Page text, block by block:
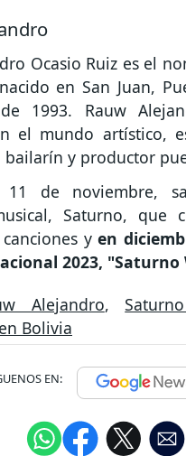
Ocasio Ruiz es el
en San Juan,
1993. Rauw
el mundo artístico,
bailarín y productor
11 de noviembre,
Saturno, que
yen
2023, "Saturno
Alejandro,
Bolivia
EN: